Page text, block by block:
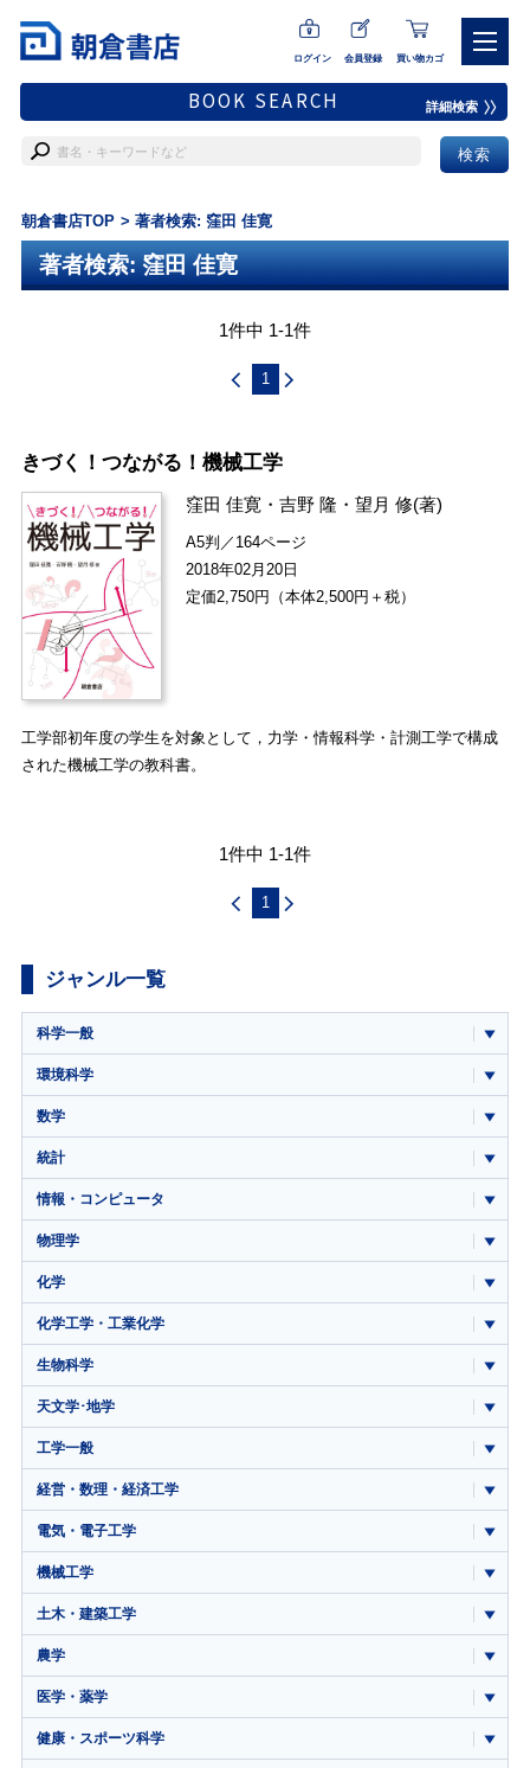
ログイン 会員登録 買い物カゴ
BOOK SEARCH 詳細検索
朝倉書店TOP 著者検索: 窪田 佳寛
著者検索: 窪田 佳寛
1件中 1-1件
1
きづく！つながる！機械工学
窪田 佳寛 ・吉野 隆 ・望月 修(著)
A5判／164ページ
2018年02月20日
定価2,750円（本体2,500円＋税）
工学部初年度の学生を対象として，力学・情報科学・計測工学で構成
された機械工学の教科書。
1件中 1-1件
1
ジャンル一覧
科学一般
環境科学
数学
統計
情報・コンピュータ
物理学
化学
化学工学・工業化学
生物科学
天文学･地学
工学一般
経営・数理・経済工学
電気・電子工学
機械工学
土木・建築工学
農学
医学・薬学
健康・スポーツ科学